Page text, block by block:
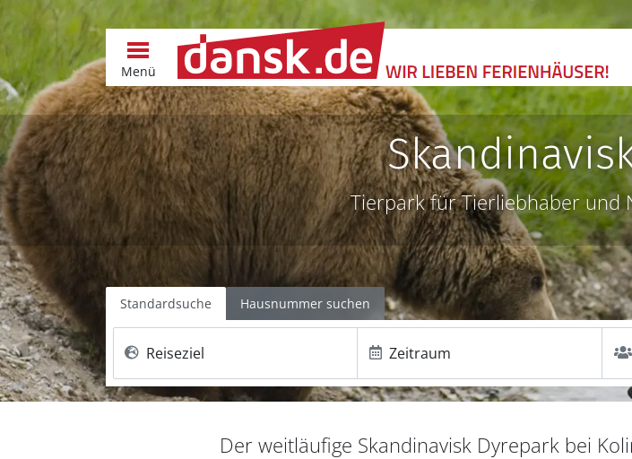
Menü
Tierpark für Tierliebhaber und
Standardsuche Hausnummer suchen
Reiseziel Zeitraum
Der weitläufige Skandinavisk Dyrepark bei